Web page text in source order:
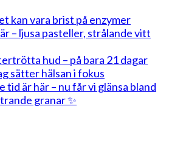
kan vara brist på enzymer
– ljusa pasteller, strålande vitt
hud – på bara 21 dagar
sätter hälsan i fokus
är här – nu får vi glänsa bland
granar ✨